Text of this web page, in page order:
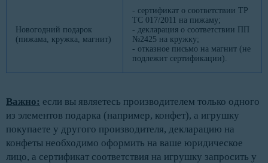
Новогодний подарок
(пижама, кружка, магнит)
- сертификат о соответствии ТР
ТС 017/2011 на пижаму;
- декларация о соответствии ПП
№2425 на кружку;
- отказное письмо на магнит (не
подлежит сертификации).
Важно: если вы являетесь производителем только одного
из элементов подарка (например, конфет), а игрушку
покупаете у другого производителя, декларацию на
конфеты необходимо оформить на ваше юридическое
лицо, а сертификат соответствия на игрушку запросить у